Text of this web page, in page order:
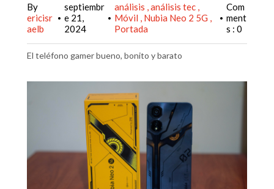
By
ericisr
aelb
•
septiembr
e 21,
2024
•
análisis análisis tec
Móvil
Nubia Neo 2 5G
Portada
•
Com
ment
s : 0
El teléfono gamer bueno, bonito y barato